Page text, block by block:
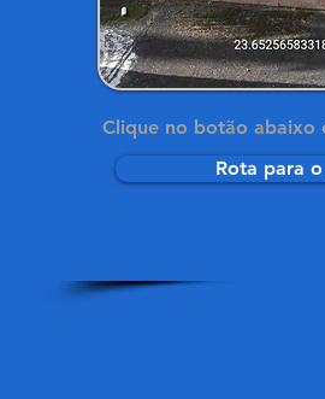
Clique no botão abaixo
Rota para